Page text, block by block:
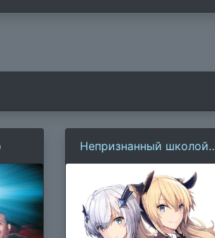
Непризнанный школой
владыка демонов